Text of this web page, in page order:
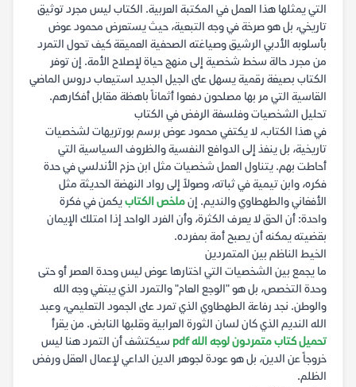
التي يمثلها هذا العمل في المكتبة العربية. الكتاب ليس مجرد توثيق
تاريخي، بل هو صرخة في وجه التبعية، حيث يستعرض محمود عوض
بأسلوبه الأدبي الرشيق وصياغته الصحفية العميقة كيف تحول التمرد
من مجرد حالة سخط شخصية إلى منهج حياة لإصلاح الأمة. إن توفر
الكتاب بصيغة رقمية يسهل على الجيل الجديد استيعاب دروس الماضي
القاسية التي مر بها مصلحون دفعوا أثماناً باهظة مقابل أفكارهم.
تحليل الشخصيات وفلسفة الرفض في الكتاب
في هذا الكتاب، لا يكتفي محمود عوض برسم بورتريهات لشخصيات
تاريخية، بل ينفذ إلى الدوافع النفسية والظروف السياسية التي
أحاطت بهم. يتناول العمل شخصيات مثل ابن حزم الأندلسي في حدة
فكره، وابن تيمية في ثباته، وصولاً إلى رواد النهضة الحديثة مثل
الأفغاني والطهطاوي والنديم. إنملخص الكتابيكمن في فكرة
واحدة: أن الحق لا يعرف الكثرة، وأن الفرد الواحد إذا امتلك الإيمان
بقضيته يمكنه أن يصبح أمة بمفرده.
الخيط الناظم بين المتمردين
ما يجمع بين الشخصيات التي اختارها عوض ليس وحدة العصر أو حتى
وحدة التخصص، بل هو "الوجع العام" والتمرد الذي يبتغي وجه الله
والوطن. نجد رفاعة الطهطاوي الذي تمرد على الجمود التعليمي، وعبد
الله النديم الذي كان لسان الثورة العرابية وقلبها النابض. من يقرأ
تحميل كتاب متمردون لوجه الله pdf
سيكتشف أن التمرد هنا ليس
خروجاً عن الدين، بل هو عودة لجوهر الدين الداعي لإعمال العقل ورفض
الظلم.